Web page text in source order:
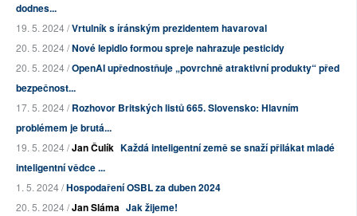
dodnes...
19. 5. 2024 /Vrtulník s íránským prezidentem havaroval
20. 5. 2024 /Nové lepidlo formou spreje nahrazuje pesticidy
20. 5. 2024 /OpenAI upřednostňuje „povrchně atraktivní produkty“ před
bezpečnost...
17. 5. 2024 /Rozhovor Britských listů 665. Slovensko: Hlavním
problémem je brutá...
19. 5. 2024 /Jan Čulík Každá inteligentní země se snaží přilákat mladé
inteligentní vědce ...
1. 5. 2024 /Hospodaření OSBL za duben 2024
20. 5. 2024 /Jan Sláma Jak žijeme!